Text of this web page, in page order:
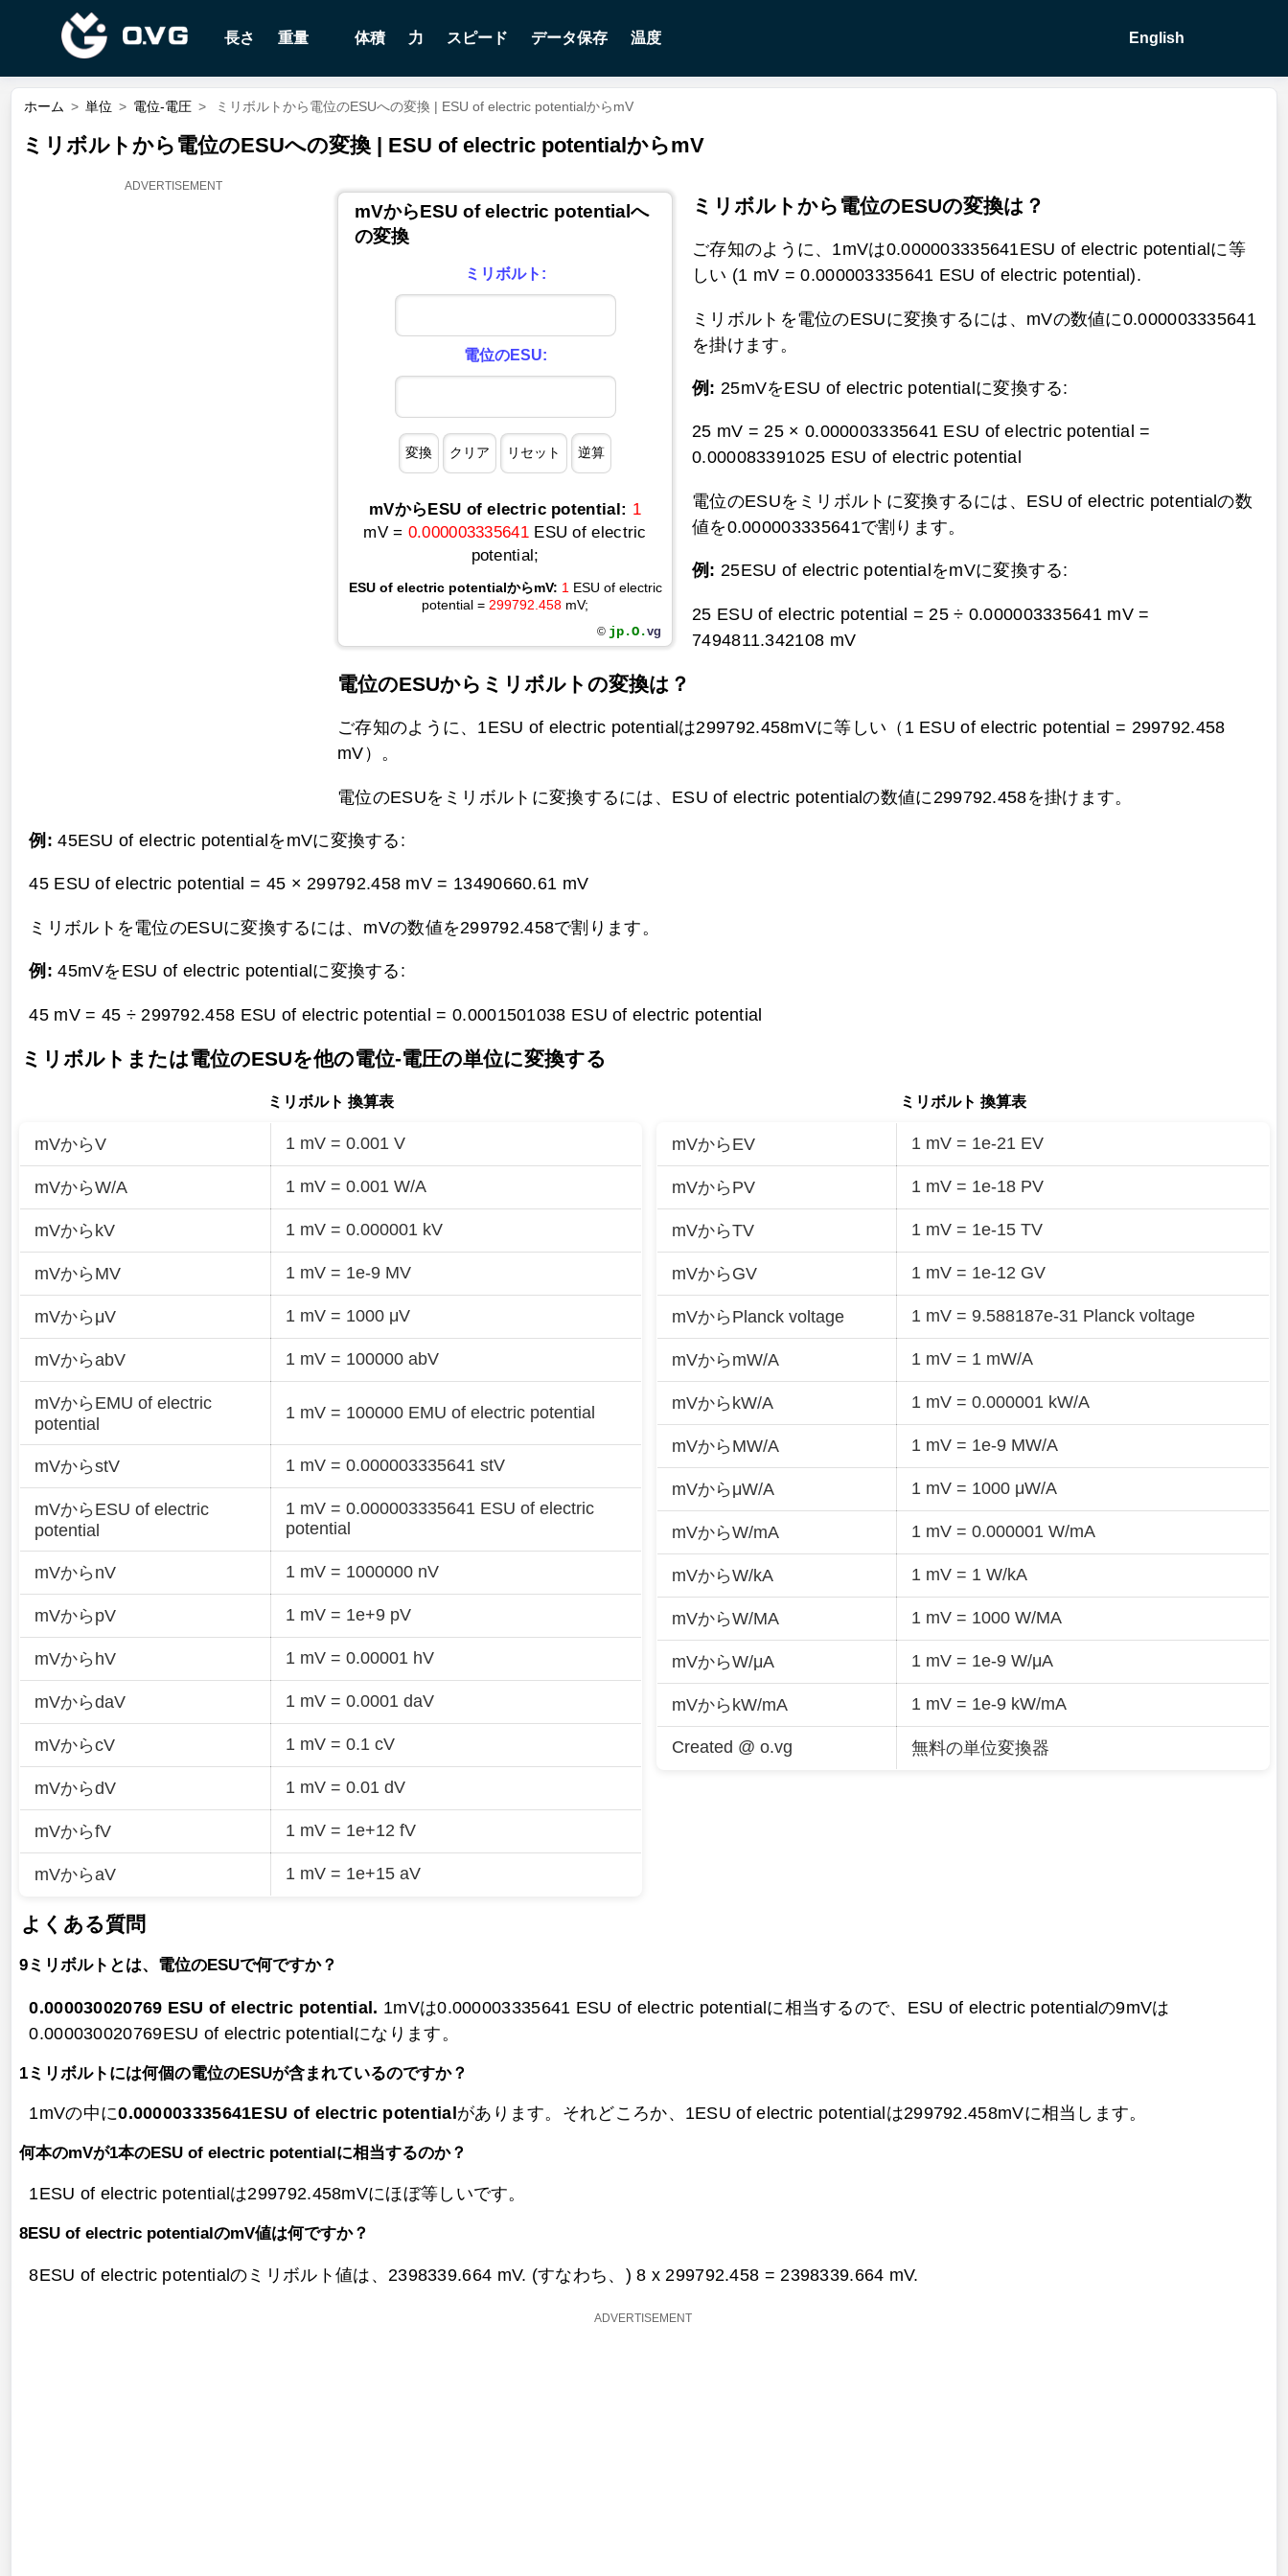
長さ 重量 体積 力 スピード データ保存 温度 English
ホーム > 単位 > 電位-電圧 > ミリボルトから電位のESUへの変換 | ESU of electric potentialからmV
ミリボルトから電位のESUへの変換 | ESU of electric potentialからmV
mVからESU of electric potentialへ
の変換
ミリボルト:
電位のESU:
mVからESU of electric potential: 1
mV = 0.000003335641ESU of electric
potential;
ESU of electric potentialからmV: 1 ESU of electric
potential = 299792.458 mV;
© jp.O.vg
ミリボルトから電位のESUの変換は？
ご存知のように、1mVは0.000003335641ESU of electric potentialに等
しい (1 mV = 0.000003335641 ESU of electric potential).
ミリボルトを電位のESUに変換するには、mVの数値に0.000003335641
を掛けます。
例: 25mVをESU of electric potentialに変換する:
25 mV = 25 × 0.000003335641 ESU of electric potential =
0.000083391025 ESU of electric potential
電位のESUをミリボルトに変換するには、ESU of electric potentialの数
値を0.000003335641で割ります。
例: 25ESU of electric potentialをmVに変換する:
25 ESU of electric potential = 25 ÷ 0.000003335641 mV =
7494811.342108 mV
電位のESUからミリボルトの変換は？
ご存知のように、1ESU of electric potentialは299792.458mVに等しい（1 ESU of electric potential = 299792.458
mV）。
電位のESUをミリボルトに変換するには、ESU of electric potentialの数値に299792.458を掛けます。
例:45ESU of electric potentialをmVに変換する:
45 ESU of electric potential = 45 × 299792.458 mV = 13490660.61 mV
ミリボルトを電位のESUに変換するには、mVの数値を299792.458で割ります。
例:45mVをESU of electric potentialに変換する:
45 mV = 45 ÷ 299792.458 ESU of electric potential = 0.0001501038 ESU of electric potential
ミリボルトまたは電位のESUを他の電位-電圧の単位に変換する
ミリボルト 換算表
mVからV 1 mV = 0.001 V
mVからW/A 1 mV = 0.001 W/A
mVからkV 1 mV = 0.000001 kV
mVからMV 1 mV = 1e-9 MV
mVからμV 1 mV = 1000 μV
mVからabV 1 mV = 100000 abV
mVからEMU of electric
potential
1 mV = 100000 EMU of electric potential
mVからstV 1 mV = 0.000003335641 stV
mVからESU of electric
potential
1 mV = 0.000003335641 ESU of electric
potential
mVからnV 1 mV = 1000000 nV
mVからpV 1 mV = 1e+9 pV
mVからhV 1 mV = 0.00001 hV
mVからdaV 1 mV = 0.0001 daV
mVからcV 1 mV = 0.1 cV
mVからdV 1 mV = 0.01 dV
mVからfV 1 mV = 1e+12 fV
mVからaV 1 mV = 1e+15 aV
ミリボルト 換算表
mVからEV 1 mV = 1e-21 EV
mVからPV 1 mV = 1e-18 PV
mVからTV 1 mV = 1e-15 TV
mVからGV 1 mV = 1e-12 GV
mVからPlanck voltage 1 mV = 9.588187e-31 Planck voltage
mVからmW/A 1 mV = 1 mW/A
mVからkW/A 1 mV = 0.000001 kW/A
mVからMW/A 1 mV = 1e-9 MW/A
mVからμW/A 1 mV = 1000 μW/A
mVからW/mA 1 mV = 0.000001 W/mA
mVからW/kA 1 mV = 1 W/kA
mVからW/MA 1 mV = 1000 W/MA
mVからW/μA 1 mV = 1e-9 W/μA
mVからkW/mA 1 mV = 1e-9 kW/mA
Created @ o.vg 無料の単位変換器
よくある質問
9ミリボルトとは、電位のESUで何ですか？
0.000030020769 ESU of electric potential. 1mVは0.000003335641 ESU of electric potentialに相当するので、ESU of electric potentialの9mVは
0.000030020769ESU of electric potentialになります。
1ミリボルトには何個の電位のESUが含まれているのですか？
1mVの中に0.000003335641ESU of electric potentialがあります。それどころか、1ESU of electric potentialは299792.458mVに相当します。
何本のmVが1本のESU of electric potentialに相当するのか？
1ESU of electric potentialは299792.458mVにほぼ等しいです。
8ESU of electric potentialのmV値は何ですか？
8ESU of electric potentialのミリボルト値は、 2398339.664 mV. (すなわち、) 8 x 299792.458 =2398339.664 mV.